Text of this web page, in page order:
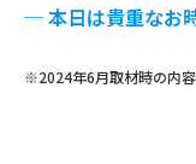
─本日は貴重なお
※2024年6月取材時の内容